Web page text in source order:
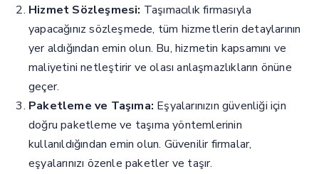
Hizmet Sözleşmesi: Taşımacılık firmasıyla
yapacağınız sözleşmede, tüm hizmetlerin detaylarının
yer aldığından emin olun. Bu, hizmetin kapsamını ve
maliyetini netleştirir ve olası anlaşmazlıkların önüne
geçer.
Paketleme ve Taşıma: Eşyalarınızın güvenliği için
doğru paketleme ve taşıma yöntemlerinin
kullanıldığından emin olun. Güvenilir firmalar,
eşyalarınızı özenle paketler ve taşır.